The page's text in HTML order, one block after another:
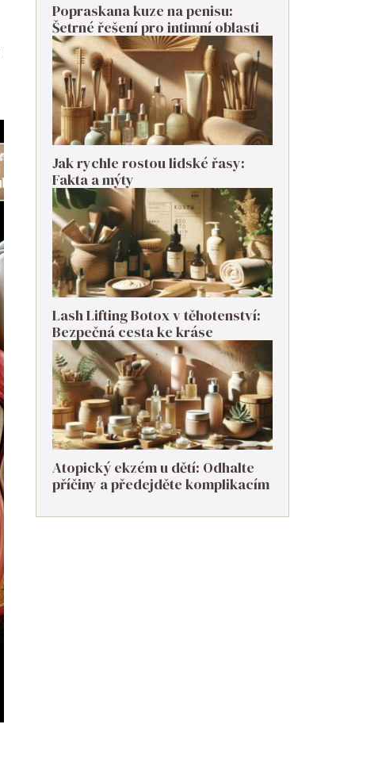
Popraskana kuze na penisu:
Šetrné řešení pro intimní oblasti
Jak rychle rostou lidské řasy:
Fakta a mýty
Lash Lifting Botox v těhotenství:
Bezpečná cesta ke kráse
Atopický ekzém u dětí: Odhalte
příčiny a předejděte komplikacím